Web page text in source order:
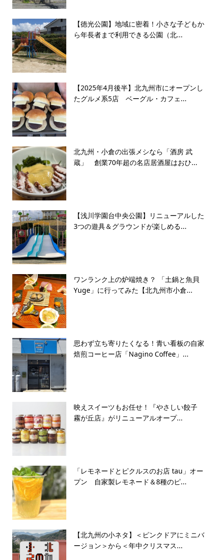
【徳光公園】地域に密着！小さな子どもか
ら年長者まで利用できる公園（北...
【2025年4月後半】北九州市にオープンし
たグルメ系5店 ベーグル・カフェ...
北九州・小倉の出張メシなら「酒房 武
蔵」 創業70年超の名店居酒屋はおひ...
【浅川学園台中央公園】リニューアルした
3つの遊具＆グラウンドが楽しめる...
ワンランク上の炉端焼き？ 「土鍋と魚貝
Yuge」に行ってみた【北九州市小倉...
思わず立ち寄りたくなる！青い看板の自家
焙煎コーヒー店「Nagino Coffee」...
映えスイーツもお任せ！『やさしい餃子
霧が丘店』がリニューアルオープ...
「レモネードとピクルスのお店 tau」オー
プン 自家製レモネード＆8種のピ...
【北九州の小ネタ】＜ピンクドアにミニバ
ージョン＞から＜年中クリスマス...